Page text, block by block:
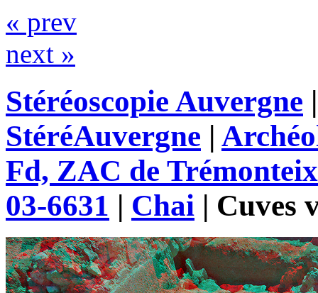
« prev
next »
Stéréoscopie Auvergne
StéréAuvergne |
Fd, ZAC de
03-6631 | Chai | Cuves